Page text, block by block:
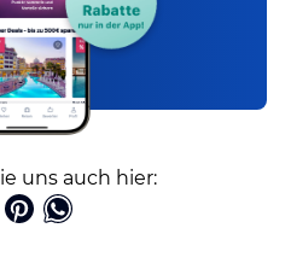
uns auch hier: